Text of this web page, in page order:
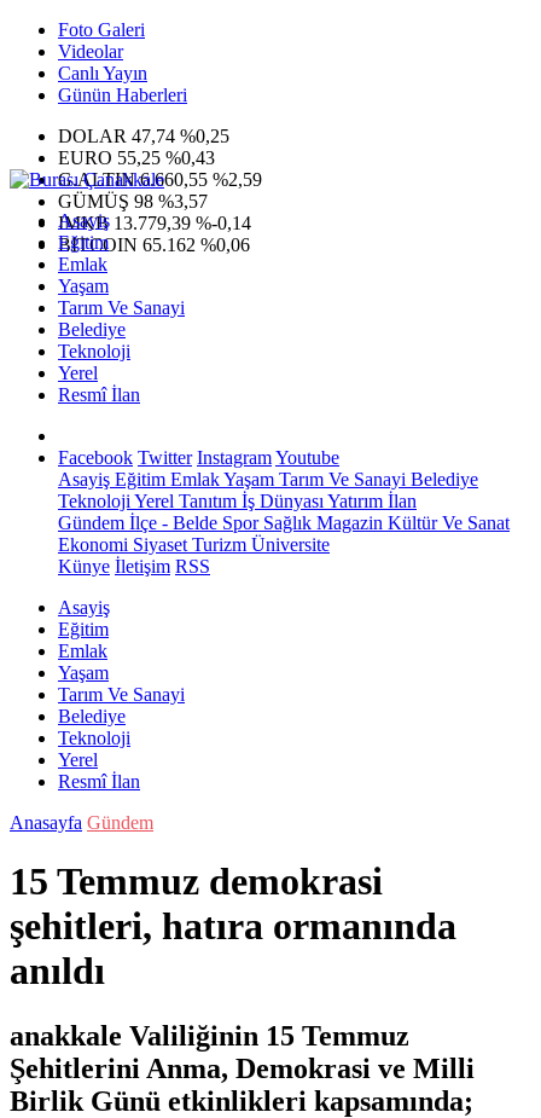
Foto Galeri
Videolar
Canlı Yayın
Günün Haberleri
DOLAR 47,74 %0,25
EURO 55,25 %0,43
G.ALTIN6.660,55 %2,59
GÜMÜŞ 98 %3,57
IMKB 13.779,39 %-0,14
BITCOIN 65.162 %0,06
Asayiş
Eğitim
Emlak
Yaşam
Tarım Ve Sanayi
Belediye
Teknoloji
Yerel
Resmî İlan
Facebook Twitter InstagramYoutube
Asayiş Eğitim EmlakYaşam Tarım Ve Sanayi Belediye
Teknoloji Yerel Tanıtım İş Dünyası Yatırım İlan
Gündem İlçe - Belde SporSağlık Magazin Kültür Ve Sanat
Ekonomi Siyaset Turizm Üniversite
Künye İletişim RSS
Asayiş
Eğitim
Emlak
Yaşam
Tarım Ve Sanayi
Belediye
Teknoloji
Yerel
Resmî İlan
Anasayfa Gündem
15 Temmuz demokrasi
şehitleri, hatıra ormanında
anıldı
anakkale Valiliğinin 15 Temmuz
Şehitlerini Anma, Demokrasi ve Milli
Birlik Günü etkinlikleri kapsamında;